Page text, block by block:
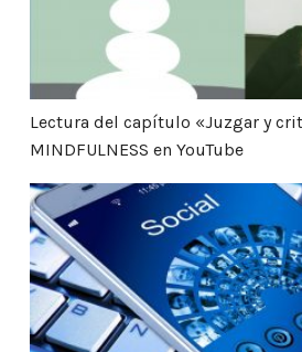
Lectura del capítulo «Juzgar y
MINDFULNESS en YouTube
Cómo las redes sociales